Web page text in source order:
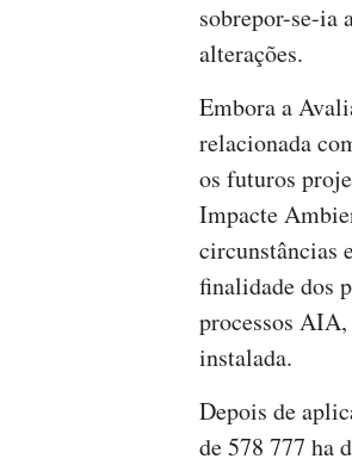
sobrepor-se-ia
alterações.
Embora a
relacionada
os futuros
Impacte
circunstâncias
finalidade dos
processos
instalada.
Depois de
de 578 777 ha